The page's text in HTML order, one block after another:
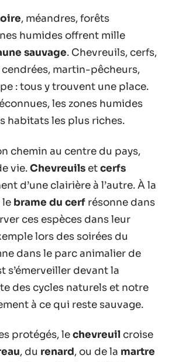
, méandres, forêts
humides offrent mille
sauvage. Chevreuils, cerfs,
cendrées, martin-pêcheurs,
: tous y trouvent une place.
les zones humides
habitats les plus riches.
chemin au centre du pays,
vie.Chevreuils etcerfs
d’une clairière à l’autre. À la
le brame du cerf résonne dans
ces espèces dans leur
lors des soirées du
dans le parc animalier de
s’émerveiller devant la
des cycles naturels et notre
à ce qui reste sauvage.
protégés, lechevreuil croise
, du renard, ou de la martre